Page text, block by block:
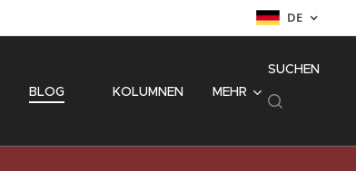
DE
BLOG ⚜️ KOLUMNEN MEHR
SUCHEN